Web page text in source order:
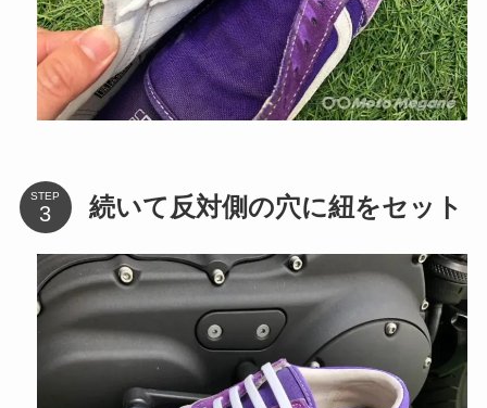
STEP 続いて反対側の穴に紐をセット